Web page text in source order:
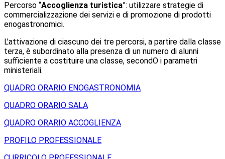
Percorso “Accoglienza turistica”: utilizzare strategie di
commercializzazione dei servizi e di promozione di prodotti
enogastronomici.
L'attivazione di ciascuno dei tre percorsi, a partire dalla classe
terza, è subordinato alla presenza di un numero di alunni
sufficiente a costituire una classe, secondO i parametri
ministeriali.
QUADRO ORARIO ENOGASTRONOMIA
QUADRO ORARIO SALA
QUADRO ORARIO ACCOGLIENZA
PROFILO PROFESSIONALE